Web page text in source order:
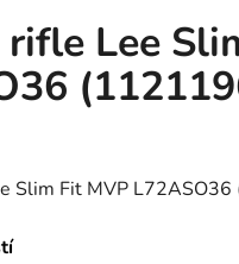
rifle Lee
Slim Fit MVP